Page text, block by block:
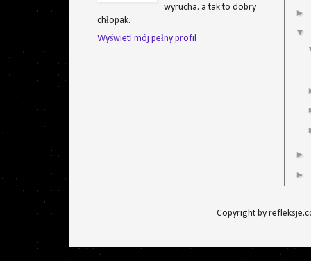
wyrucha. a tak to dobry
chłopak.
Wyświetl mój pełny profil
►
▼
►
►
Copyright by